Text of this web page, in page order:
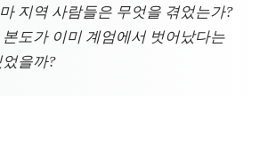
지역 사람들은 무엇을 겪었는가?
도가 이미 계엄에서 벗어났다는
을까?